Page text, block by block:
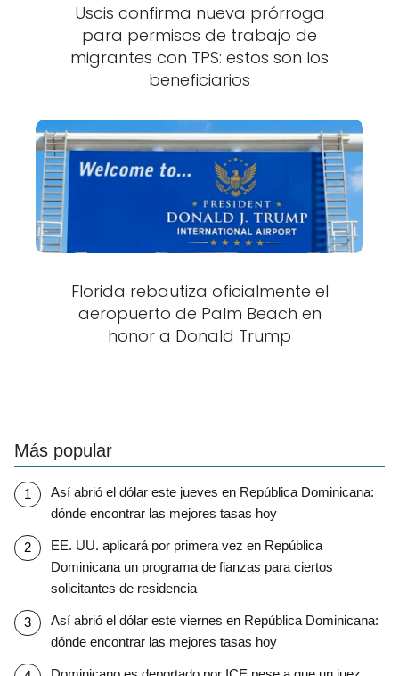
Uscis confirma nueva prórroga
para permisos de trabajo de
migrantes con TPS: estos son los
beneficiarios
Florida rebautiza oficialmente el
aeropuerto de Palm Beach en
honor a Donald Trump
Más popular
Así abrió el dólar este jueves en República Dominicana:
dónde encontrar las mejores tasas hoy
EE. UU. aplicará por primera vez en República
Dominicana un programa de fianzas para ciertos
solicitantes de residencia
Así abrió el dólar este viernes en República Dominicana:
dónde encontrar las mejores tasas hoy